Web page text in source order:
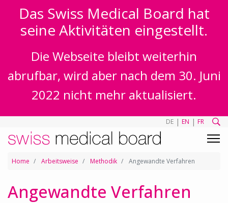
Das Swiss Medical Board hat
seine Aktivitäten eingestellt.
Die Webseite bleibt weiterhin
abrufbar, wird aber nach dem 30. Juni
2022 nicht mehr aktualisiert.
DE | EN | FR
Home Arbeitsweise Methodik Angewandte Verfahren
Angewandte Verfahren